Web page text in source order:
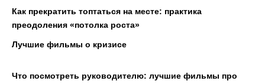
Как прекратить топтаться на месте: практика
преодоления «потолка роста»
Лучшие фильмы о кризисе
Что посмотреть руководителю: лучшие фильмы про